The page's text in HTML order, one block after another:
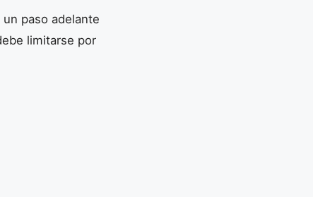
paso adelante
limitarse por